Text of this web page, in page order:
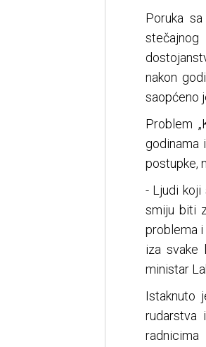
Poruka
nakon
saopćeno
Problem
godinama
postupke,
- Ljudi koji
smiju biti
problema
iza svake
ministar
Istaknuto
rudarstva
radnicima